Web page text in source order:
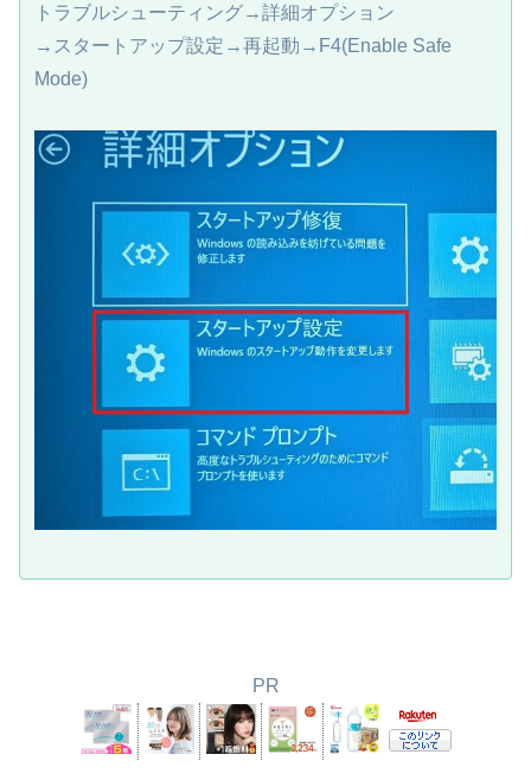
トラブルシューティング→詳細オプション
→スタートアップ設定→再起動→F4(Enable Safe
Mode)
PR